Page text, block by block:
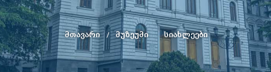
მთავარი მუზეუმი სიახლეები